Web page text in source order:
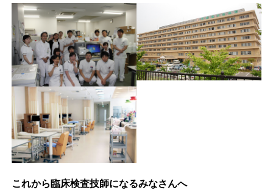
これから臨床検査技師になるみなさんへ